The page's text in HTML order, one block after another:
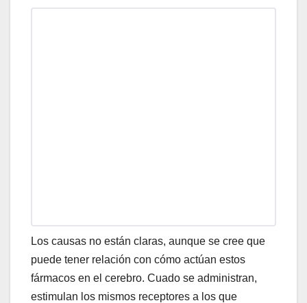
Los causas no están claras, aunque se cree que
puede tener relación con cómo actúan estos
fármacos en el cerebro. Cuado se administran,
estimulan los mismos receptores a los que